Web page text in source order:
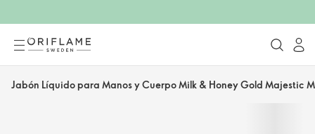
Jabón Líquido para Manos y Cuerpo Milk & Honey Gold Majestic